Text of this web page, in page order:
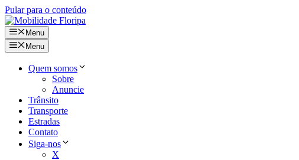
Pular para o conteúdo
Menu
Menu
Quem somos
Sobre
Anuncie
Trânsito
Transporte
Estradas
Contato
Siga-nos
X